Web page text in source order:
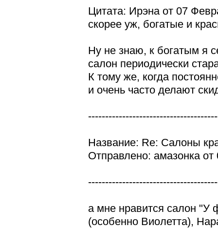
Цитата: Ирэна от 07
скорее уж, богатые и
Ну не знаю, к богатым я
салон периодически
К тому же, когда
и очень часто делают
Название: Re: Салоны
Отправлено: амазонка
а мне нравится салон "У
(особенно Виолетта),